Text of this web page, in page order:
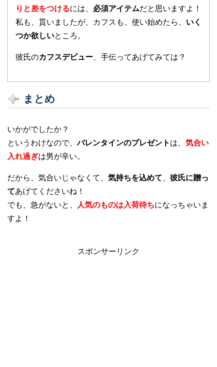
りと差をつけるには、 必須アイテムだと思いますよ！
私も、貰いましたが、カフスも、使い始めたら、 いく
つか欲しいところ。
彼氏のカフスデビュー 、手伝ってあげてみては？
まとめ
いかがでしたか？
というわけなので、バレンタインのプレゼント は、 気合い
入れ過ぎは男が辛い。
だから、気合いじゃなくて、 気持ちを込めて
彼氏に贈っ
てあげてくださいね！
でも、急がないと、
人気のものは入荷待ちになっちゃいま
すよ！
スポンサーリンク